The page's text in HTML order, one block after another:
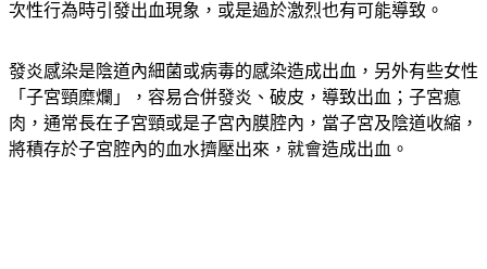
懷孕6種，而性行為過程不當，可能因傷口尚未痊癒，導致再
發炎感染是陰道內細菌或病毒的感染造成出血，另外有些女性
「子宮頸糜爛」，容易合併發炎、破皮，導致出血；子宮瘜
肉，通常長在子宮頸或是子宮內膜腔內，當子宮及陰道收縮，